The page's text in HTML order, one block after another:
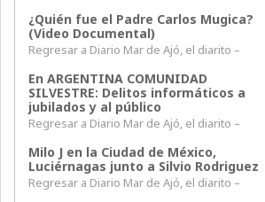
¿Quién fue el Padre Carlos Mugica?
(Video Documental)
Regresar a Diario Mar de Ajó, el diarito –
En ARGENTINA COMUNIDAD
SILVESTRE: Delitos informáticos a
jubilados y al público
Regresar a Diario Mar de Ajó, el diarito –
Milo J en la Ciudad de México,
Luciérnagas junto a Silvio Rodriguez
Regresar a Diario Mar de Ajó, el diarito –